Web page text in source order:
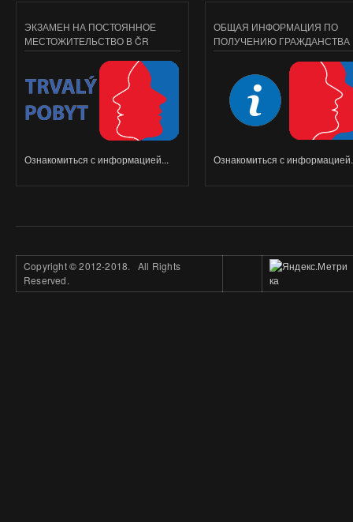
ЭКЗАМЕН НА ПОСТОЯННОЕ
МЕСТОЖИТЕЛЬСТВО В ČR
Ознакомиться с информацией...
ОБЩАЯ ИНФОРМАЦИЯ ПО
ПОЛУЧЕНИЮ ГРАЖДАНСТВА
Ознакомиться с
Copyright©2012-2018. All Rights
Reserved.